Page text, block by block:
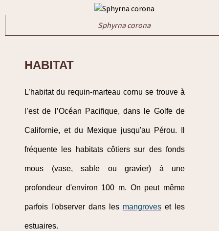
Sphyrna corona
HABITAT
L’habitat du requin-marteau cornu se trouve à
l’est de l’Océan Pacifique, dans le Golfe de
Californie, et du Mexique jusqu'au Pérou. Il
fréquente les habitats côtiers sur des fonds
mous (vase, sable ou gravier) à une
profondeur d'environ 100 m. On peut même
parfois l'observer dans les mangroves et les
estuaires.